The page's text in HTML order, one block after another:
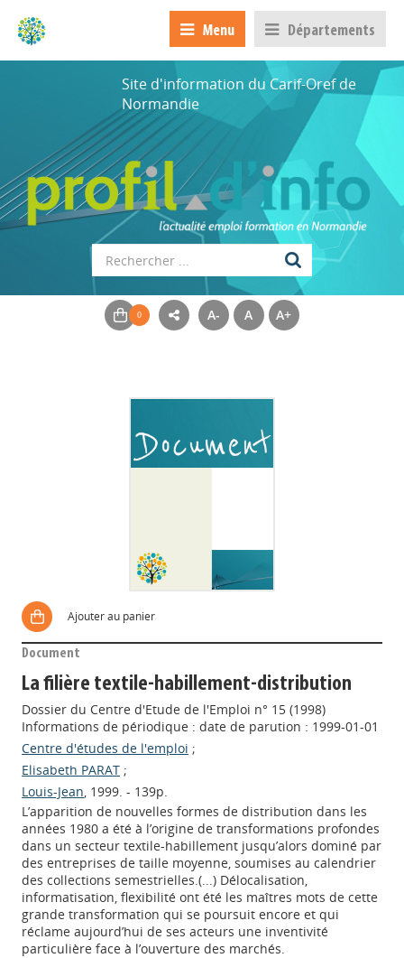
Menu Départements
Site d'information du Carif-Oref de
Normandie
A- A A+
Ajouter au panier
Document
La filière textile-habillement-distribution
Dossier du Centre d'Etude de l'Emploi n° 15 (1998)
Informations de périodique : date de parution : 1999-01-01
Centre d'études de l'emploi ;
Elisabeth PARAT ;
Louis-Jean, 1999. - 139p.
L’apparition de nouvelles formes de distribution dans les
années 1980 a été à l’origine de transformations profondes
dans un secteur textile-habillement jusqu’alors dominé par
des entreprises de taille moyenne, soumises au calendrier
des collections semestrielles.(...) Délocalisation,
informatisation, flexibilité ont été les maîtres mots de cette
grande transformation qui se poursuit encore et qui
réclame aujourd’hui de ses acteurs une inventivité
particulière face à l’ouverture des marchés.